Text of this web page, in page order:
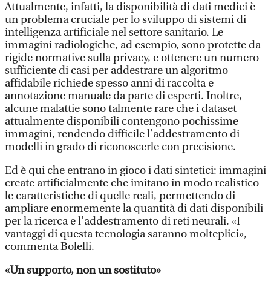
Attualmente, infatti, la disponibilità di dati medici è
un problema cruciale per lo sviluppo di sistemi di
intelligenza artificiale nel settore sanitario. Le
immagini radiologiche, ad esempio, sono protette da
rigide normative sulla privacy, e ottenere un numero
sufficiente di casi per addestrare un algoritmo
affidabile richiede spesso anni di raccolta e
annotazione manuale da parte di esperti. Inoltre,
alcune malattie sono talmente rare che i dataset
attualmente disponibili contengono pochissime
immagini, rendendo difficile l’addestramento di
modelli in grado di riconoscerle con precisione.
Ed è qui che entrano in gioco i dati sintetici: immagini
create artificialmente che imitano in modo realistico
le caratteristiche di quelle reali, permettendo di
ampliare enormemente la quantità di dati disponibili
per la ricerca e l’addestramento di reti neurali. «I
vantaggi di questa tecnologia saranno molteplici»,
commenta Bolelli.
«Un supporto, non un sostituto»